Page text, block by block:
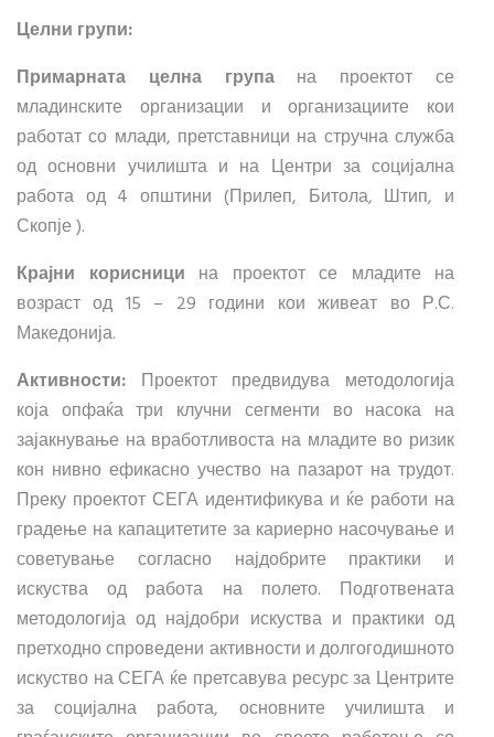
Целни групи:
Примарната целна групана проектот се
младинските организации и организациите кои
работат со млади, претставници на стручна служба
од основни училишта и на Центри за социјална
работа од 4 општини (Прилеп, Битола, Штип, и
Скопје ).
Крајни корисници на проектот се младите на
возраст од 15 – 29 години кои живеат во Р.С.
Македонија.
Активности: Проектот предвидува методологија
која опфаќа три клучни сегменти во насока на
зајакнување на вработливоста на младите во ризик
кон нивно ефикасно учество на пазарот на трудот.
Преку проектот СЕГА идентификува и ќе работи на
градење на капацитетите за кариерно насочување и
советување согласно најдобрите практики и
искуства од работа на полето. Подготвената
методологија од најдобри искуства и практики од
претходно спроведени активности и долгогодишното
искуство на СЕГА ќе претсавува ресурс за Центрите
за социјална работа, основните училишта и